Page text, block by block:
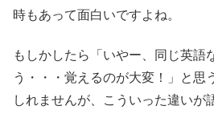
時もあって面白いですよね。
もしかしたら「いやー、同じ英語
う・・・覚えるのが大変！」と思
しれませんが、こういった違いが